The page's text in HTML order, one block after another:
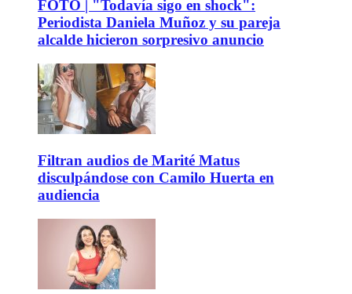
FOTO | "Todavía sigo en shock":
Periodista Daniela Muñoz y su pareja
alcalde hicieron sorpresivo anuncio
Filtran audios de Marité Matus
disculpándose con Camilo Huerta en
audiencia